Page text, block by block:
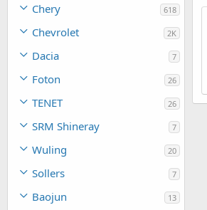
Chery 618
Chevrolet 2K
Dacia 7
Foton 26
TENET 26
SRM Shineray 7
Wuling 20
Sollers 7
Baojun 13